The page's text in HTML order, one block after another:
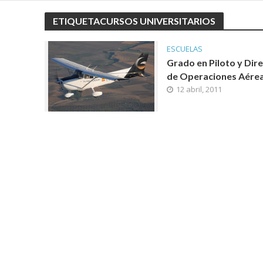
ETIQUETACURSOS UNIVERSITARIOS
ESCUELAS
Grado en Piloto y
de Operaciones
12 abril, 2011